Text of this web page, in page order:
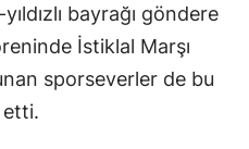
bayrağı göndere
İstiklal Marşı
sporseverler de bu
etti.